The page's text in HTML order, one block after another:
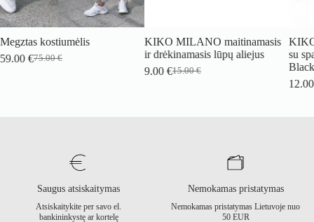
kostiumėlis
75.00€
Original
€Current
KIKO MILANO maitinamasis
ir drėkinamasis lūpų aliejus
15.00€
Original
9.00€Current
KIKO
su
12.00€
Saugus atsiskaitymas
Atsiskaitykite per savo el.
bankininkystę ar kortelę
Nemokamas pristatymas
Nemokamas pristatymas Lietuvoje nuo
50 EUR